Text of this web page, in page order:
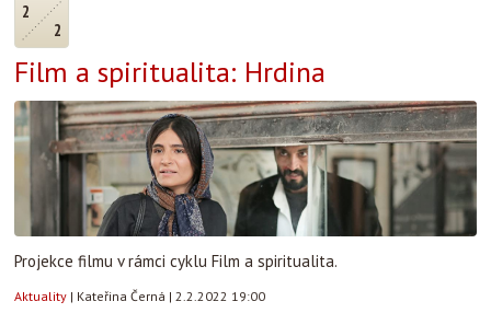
2
2
Film a spiritualita: Hrdina
Projekce filmu v rámci cyklu Film a spiritualita.
Aktuality | Kateřina Černá | 2.2.2022 19:00